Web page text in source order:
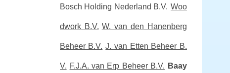
Bosch Holding Nederland B.V. Woo
dwork B.V. W. van den Hanenberg
Beheer B.V. J. van Etten Beheer B.
V. F.J.A. van Erp Beheer B.V. Baay